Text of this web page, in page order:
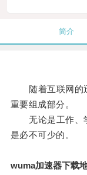
简介
随着互联网的迅
重要组成部分。
无论是工作、学
是必不可少的。
wuma加速器下载